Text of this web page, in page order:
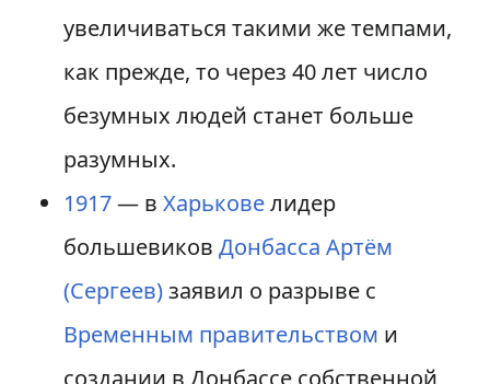
увеличиваться такими же темпами,
как прежде, то через 40 лет число
безумных людей станет больше
разумных.
1917— в Харьковелидер
большевиков Донбасса Артём
(Сергеев)заявил о разрыве с
Временным правительством и
создании в Донбассе собственной